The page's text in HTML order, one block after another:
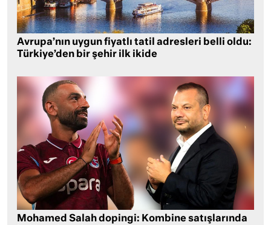
Avrupa’nın uygun fiyatlı tatil adresleri belli oldu:
Türkiye’den bir şehir ilk ikide
Mohamed Salah dopingi: Kombine satışlarında